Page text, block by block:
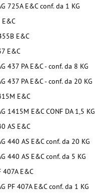
725A E&C conf. da 1 KG
E&C
E&C
437 PA E&C - conf. da 8 KG
437 PA E&C - conf. da 20 KG
E&C
1415M E&C CONF DA 1,5 KG
AS E&C
440 AS E&C conf. da 20 KG
440 AS E&C conf. da 5 KG
407A E&C
PF 407A E&C conf. da 1 KG